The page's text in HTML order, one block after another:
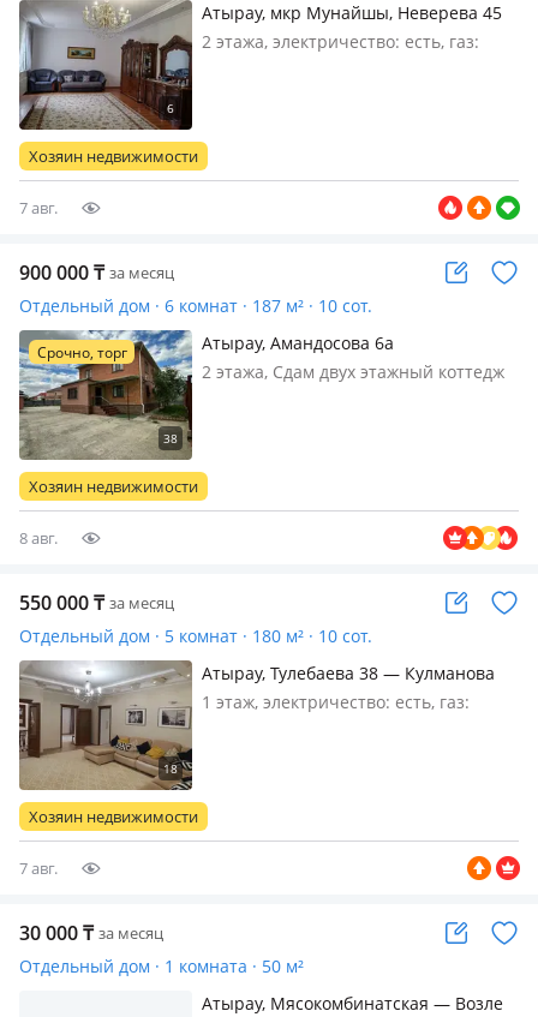
Атырау, мкр Мунайшы, Неверева 45
— Возле остановки 1 участка, ближе к
2 этажа, электричество: есть, газ:
квартплата внутри стоимости кроме
септика. Дом в очень удобным
Хозяин недвижимости
7 авг.
900 000₸ за месяц
Отдельный дом · 6 комнат · 187 м² · 10 сот.
Срочно, торг
Атырау, Амандосова 6а
2 этажа, Сдам двух этажный коттедж
техника, кондиционер все
необходимое имеется. Возможно, по…
Хозяин недвижимости
8 авг.
550 000₸ за месяц
Отдельный дом · 5 комнат · 180 м² · 10 сот.
Атырау, Тулебаева 38 — Кулманова
1 этаж, электричество: есть, газ:
города. Шикарная локация.
Идеальное предложение для тех, кто
Хозяин недвижимости
7 авг.
30 000₸ за месяц
Отдельный дом · 1 комната · 50 м²
Атырау, Мясокомбинатская — Возле